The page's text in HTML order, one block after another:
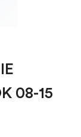
08-15